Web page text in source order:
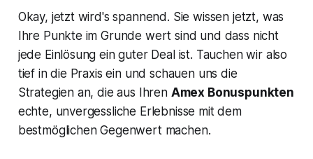
Okay, jetzt wird's spannend. Sie wissen jetzt, was
Ihre Punkte im Grunde wert sind und dass nicht
jede Einlösung ein guter Deal ist. Tauchen wir also
tief in die Praxis ein und schauen uns die
Strategien an, die aus Ihren Amex Bonuspunkten
echte, unvergessliche Erlebnisse mit dem
bestmöglichen Gegenwert machen.